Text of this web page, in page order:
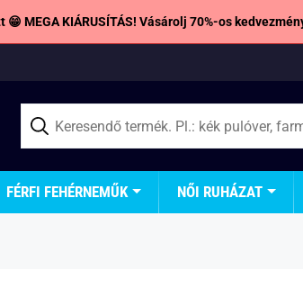
MEGA KIÁRUSÍTÁS! Vásárolj 70%-os
FÉRFI FEHÉRNEMŰK NŐI RUHÁZAT